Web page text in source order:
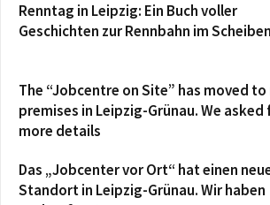
Renntag in Leipzig: Ein Buch voller
Geschichten zur Rennbahn im
The “Jobcentre on Site” has moved to
premises in Leipzig-Grünau. We asked
more details
Das „Jobcenter vor Ort“ hat einen
Standort in Leipzig-Grünau. Wir haben